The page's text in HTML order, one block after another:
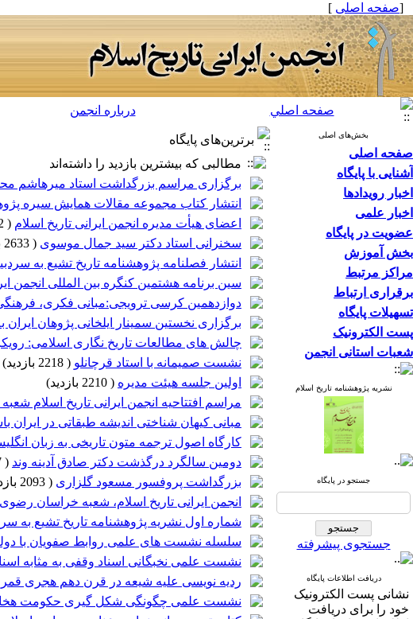
[صفحه اصلی ]
صفحه اصلي درباره انجمن
بخش‌های اصلی
صفحه اصلی
آشنایی با پایگاه
اخبار رویدادها
اخبار علمی
عضویت در پایگاه
بخش آموزش
مراکز مرتبط
برقراری ارتباط
تسهیلات پایگاه
پست الکترونیک
شعبات استانی انجمن
نشریه پژوهشنامه تاریخ اسلام
جستجو در پایگاه
جستجوی پیشرفته
دریافت اطلاعات پایگاه
نشانی پست الکترونیک
خود را برای دریافت
برترین‌های پایگاه
مطالبی که بیشترین بازدید را داشته‌اند
برگزاری مراسم بزرگداشت استاد میرهاشم
انتشار کتاب مجموعه مقالات همایش سیره
اعضای هیأت مدیره انجمن ایرانی تاریخ اسلام (
سخنرانی استاد دکتر سید جمال موسوی (
انتشار فصلنامه پژوهشنامه تاریخ تشیع به
سین برنامه هشتمین کنگره بین المللی انجمن
دوازدهمین کرسی ترویجی:مبانی فکری،
برگزاری نخستین سمینار ایلخانی پژوهان
چالش های مطالعات تاریخ نگاری اسلامی:
نشست صمیمانه با استاد قرچانلو (
)
اولین جلسه هیئت مدیره (
)
مراسم افتتاحیه انجمن ایرانی تاریخ اسلام
مبانی کیهان شناختی اندیشه طبقاتی در ایران
کارگاه اصول ترجمه متون تاریخی به زبان
دومین سالگرد درگذشت دکتر صادق آدینه وند (
بزرگداشت پروفسور مسعود گلزاری (
انجمن ایرانی تاریخ اسلام، شعبه خراسان
شماره اول نشریه پژوهشنامه تاریخ تشیع به
سلسله نشست های علمی روابط صفویان با
نشست علمی نخبگانی اسناد وقفی به مثابه
ردیه نویسی علیه شیعه در قرن دهم هجری
نشست علمی چگونگی شکل گیری حکومت